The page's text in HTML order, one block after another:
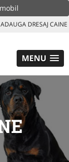
DRESAJ CAINE
MENU